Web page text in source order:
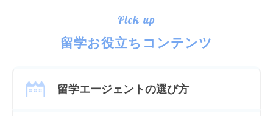
Pick up
留学お役立ちコンテンツ
留学エージェントの選び方